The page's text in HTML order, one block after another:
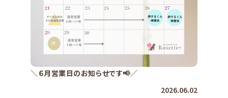
＼６月営業日のお知らせです📢／
2026.06.02